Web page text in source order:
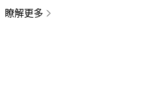
瞭解更多